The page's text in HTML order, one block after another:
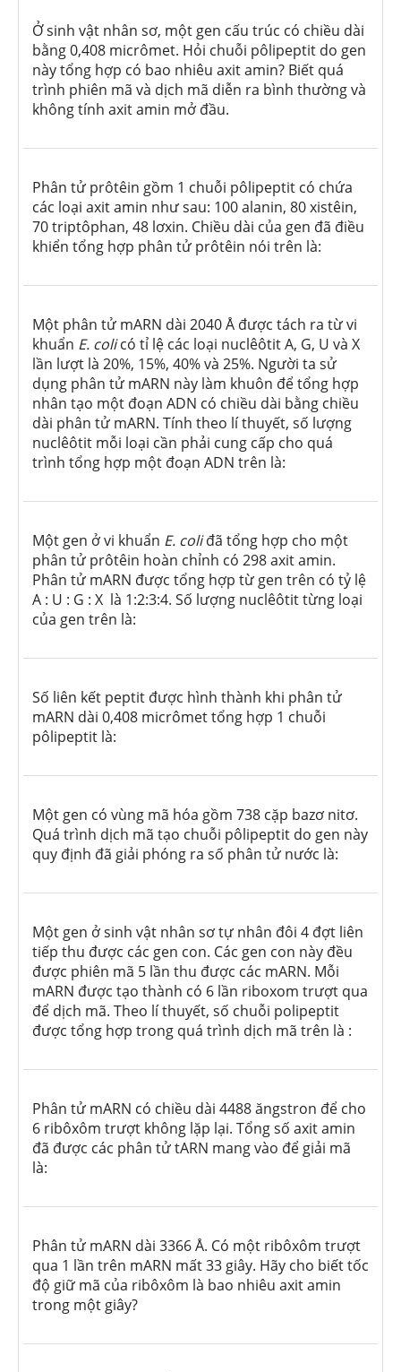
Ở sinh vật nhân sơ, một gen cấu trúc có chiều dài
bằng 0,408 micrômet. Hỏi chuỗi pôlipeptit do gen
này tổng hợp có bao nhiêu axit amin? Biết quá
trình phiên mã và dịch mã diễn ra bình thường và
không tính axit amin mở đầu.
Phân tử prôtêin gồm 1 chuỗi pôlipeptit có chứa
các loại axit amin như sau: 100 alanin, 80 xistêin,
70 triptôphan, 48 lơxin. Chiều dài của gen đã điều
khiển tổng hợp phân tử prôtêin nói trên là:
Một phân tử mARN dài 2040 Å được tách ra từ vi
khuẩn E. colicó tỉ lệ các loại nuclêôtit A, G, U và X
lần lượt là 20%, 15%, 40% và 25%. Người ta sử
dụng phân tử mARN này làm khuôn để tổng hợp
nhân tạo một đoạn ADN có chiều dài bằng chiều
dài phân tử mARN. Tính theo lí thuyết, số lượng
nuclêôtit mỗi loại cần phải cung cấp cho quá
trình tổng hợp một đoạn ADN trên là:
Một gen ở vi khuẩn E. coliđã tổng hợp cho một
phân tử prôtêin hoàn chỉnh có 298 axit amin.
Phân tử mARN được tổng hợp từ gen trên có tỷ lệ
A : U : G : X là 1:2:3:4. Số lượng nuclêôtit từng loại
của gen trên là:
Số liên kết peptit được hình thành khi phân tử
mARN dài 0,408 micrômet tổng hợp 1 chuỗi
pôlipeptit là:
Một gen có vùng mã hóa gồm 738 cặp bazơ nitơ.
Quá trình dịch mã tạo chuỗi pôlipeptit do gen này
quy định đã giải phóng ra số phân tử nước là:
Một gen ở sinh vật nhân sơ tự nhân đôi 4 đợt liên
tiếp thu được các gen con. Các gen con này đều
được phiên mã 5 lần thu được các mARN. Mỗi
mARN được tạo thành có 6 lần riboxom trượt qua
để dịch mã. Theo lí thuyết, số chuỗi polipeptit
được tổng hợp trong quá trình dịch mã trên là :
Phân tử mARN có chiều dài 4488 ăngstron để cho
6 ribôxôm trượt không lặp lại. Tổng số axit amin
đã được các phân tử tARN mang vào để giải mã
là:
Phân tử mARN dài 3366 Å. Có một ribôxôm trượt
qua 1 lần trên mARN mất 33 giây. Hãy cho biết tốc
độ giữ mã của ribôxôm là bao nhiêu axit amin
trong một giây?